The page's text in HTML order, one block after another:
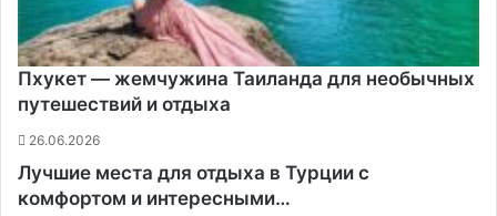
Пхукет — жемчужина Таиланда для необычных
путешествий и отдыха
26.06.2026
Лучшие места для отдыха в Турции с
комфортом и интересными…